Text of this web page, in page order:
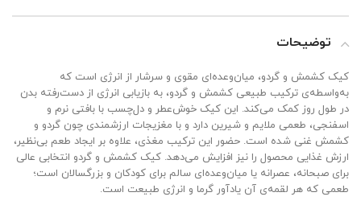
توضیحات
کیک کشمش و گردو، میان‌وعده‌ای مقوی و سرشار از انرژی است که
به‌واسطه‌ی ترکیب طبیعی کشمش و گردو، به بازیابی انرژی از دست‌رفته بدن
در طول روز کمک می‌کند. این کیک خوش‌عطر و دل‌چسب با بافتی نرم و
اسفنجی، طعمی ملایم و شیرین دارد و با مغزیجات ارزشمندی چون گردو و
کشمش غنی شده است. حضور این ترکیب مغذی، علاوه بر ایجاد طعم بی‌نظیر،
ارزش غذایی محصول را نیز افزایش می‌دهد. کیک کشمش و گردو انتخابی عالی
برای صبحانه، عصرانه یا میان‌وعده‌ای سالم برای کودکان و بزرگسالان است؛
طعمی که هر لقمه‌ی آن یادآور گرما و انرژی طبیعت است.